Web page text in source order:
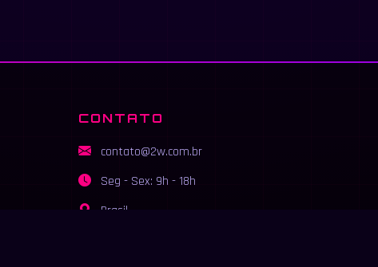
CONTATO
contato@2w.com.br
Seg - Sex: 9h - 18h
Brasil